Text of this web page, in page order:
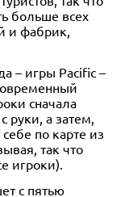
больше всех
и фабрик,
– игры Pacific –
сначала
руки, а затем,
по карте из
так что
игроки).
с пятью